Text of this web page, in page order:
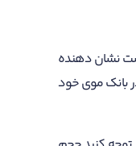
نشان دهنده
بانک موی خود